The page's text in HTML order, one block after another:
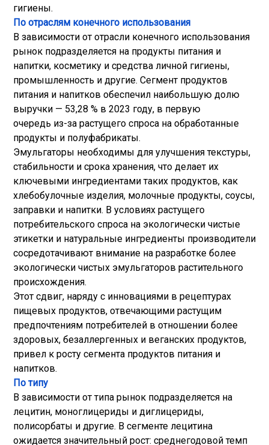
гигиены.
По отраслям конечного использования
В зависимости от отрасли конечного использования
рынок подразделяется на продукты питания и
напитки, косметику и средства личной гигиены,
промышленность и другие. Сегмент продуктов
питания и напитков обеспечил наибольшую долю
выручки — 53,28 % в 2023 году, в первую
очередь из-за растущего спроса на обработанные
продукты и полуфабрикаты.
Эмульгаторы необходимы для улучшения текстуры,
стабильности и срока хранения, что делает их
ключевыми ингредиентами таких продуктов, как
хлебобулочные изделия, молочные продукты, соусы,
заправки и напитки. В условиях растущего
потребительского спроса на экологически чистые
этикетки и натуральные ингредиенты производители
сосредотачивают внимание на разработке более
экологически чистых эмульгаторов растительного
происхождения.
Этот сдвиг, наряду с инновациями в рецептурах
пищевых продуктов, отвечающими растущим
предпочтениям потребителей в отношении более
здоровых, безаллергенных и веганских продуктов,
привел к росту сегмента продуктов питания и
напитков.
По типу
В зависимости от типа рынок подразделяется на
лецитин, моноглицериды и диглицериды,
полисорбаты и другие. В сегменте лецитина
ожидается значительный рост: среднегодовой темп